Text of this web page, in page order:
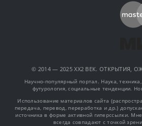
© 2014 — 2025 XX2 ВЕК. ОТКРЫТИЯ,
Научно-популярный портал. Наука,
футурология, социальные тенденции.
Использование материалов сайта
передача, перевод, переработка и др.)
источника в форме активной гиперссылки.
всегда совпадают с точкой